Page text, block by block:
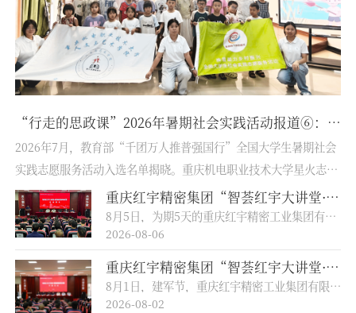
“行走的思政课”2026年暑期社会实践活动报道⑥：人文与艺术学院星火志愿服务队以"推普+非遗"赓续乡野文脉，两度赴约书写青春担当
2026年7月，教育部“千团万人推普强国行”全国大学生暑期社会
实践志愿服务活动入选名单揭晓。重庆机电职业技术大学星火志愿
服务队继2025年入选后再度荣膺协同团队，成为全国连续两年入选
该项目的高校队伍之一。星火再燃，乡野赴约，团队以推普为桥、
非遗为媒，在璧山大地续写文化传承与语言推广的新篇。
重庆红宇精密集团“智荟红宇大讲堂·数智赋能特训营”在学校圆满结业
8月5日，为期5天的重庆红宇精密工业集团有限公司“智荟红宇大讲堂·数智赋能特训营”在学校圆满结业。重庆红宇精密工业集团有限公司党委副书记、工会主席蒋理，总经理助理、人力资源部部长江英，人力资源部副部长陈明媚；重庆机电职业技术大学常务副校长徐益，机械工程学院党总支副书记、副院长杨鹏，继续教育学院副院长、工匠学院院长宋辉等校企领导出席结业仪式。继续教育学院副院长、工匠学院院长宋辉主持仪式。重庆红宇精密工业集团有限公司党委副书记、...
2026-08-06
重庆红宇精密集团“智荟红宇大讲堂·数智赋能特训营”在我校开营
8月1日，建军节，重庆红宇精密工业集团有限公司“智荟红宇大讲堂·数智赋能特训营”在我校开营。重庆红宇精密工业集团有限公司党委副书记、工会主席蒋理，总经理助理、人力资源部部长江英，荣昌基地副总经理张斌；重庆机电职业技术大学校长石晓辉，校长助理、机械工程学院院长张华等校企领导出席开营仪式。继续教育学院宋辉主持仪式。石晓辉在欢迎辞中表示，学校正依托深厚的装备制造专业底蕴，全力服务地方产业升级。他寄语学员：“...
2026-08-02